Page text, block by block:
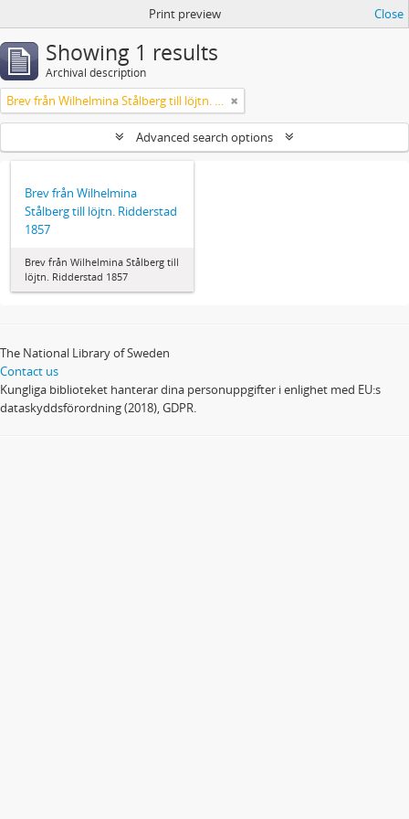
Print preview Close
Showing 1 results
Archival description
Brev från Wilhelmina Stålberg till löjtn. Ridderstad 1857
Advanced search options
Brev från Wilhelmina
Stålberg till löjtn. Ridderstad
1857
Brev från Wilhelmina Stålberg till
löjtn. Ridderstad 1857
The National Library of Sweden
Contact us
Kungliga biblioteket hanterar dina personuppgifter i enlighet med EU:s
dataskyddsförordning (2018), GDPR.